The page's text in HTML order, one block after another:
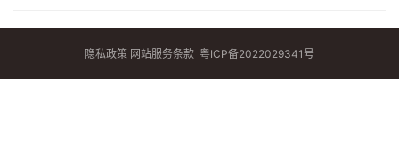
隐私政策 网站服务条款 粤ICP备2022029341号